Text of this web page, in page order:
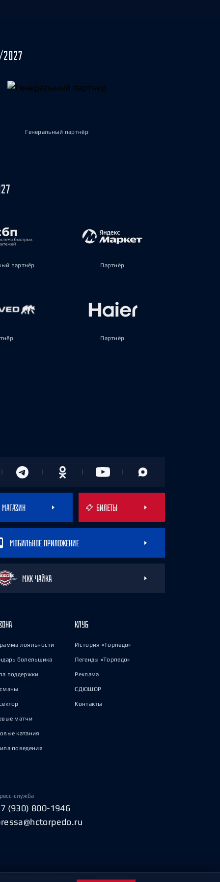
Генеральный партнёр
партнёр Партнёр
Партнёр
МАГАЗИН БИЛЕТЫ
МОБИЛЬНОЕ ПРИЛОЖЕНИЕ
МХК ЧАЙКА
лояльности
болельщика
поддержки
матчи
катания
поведения
КЛУБ
История «Торпедо»
Легенды «Торпедо»
Реклама
СДЮШОР
Контакты
служба
(930) 800-1946